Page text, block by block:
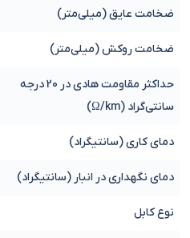
ضخامت عایق (میلی‌متر)
ضخامت روکش (میلی‌متر)
حداکثر مقاومت هادی در 20 درجه
سانتی‌گراد (Ω/km)
دمای کاری (سانتیگراد)
دمای نگهداری در انبار (سانتیگراد)
نوع کابل